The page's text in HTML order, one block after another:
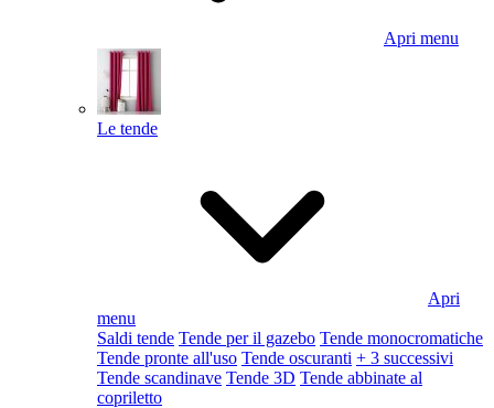
Apri menu
Le tende
Apri
menu
Saldi tende Tende per il gazebo Tende monocromatiche
Tende pronte all'uso Tende oscuranti + 3 successivi
Tende scandinave Tende 3D Tende abbinate al
copriletto